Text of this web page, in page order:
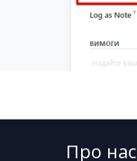
Про нас